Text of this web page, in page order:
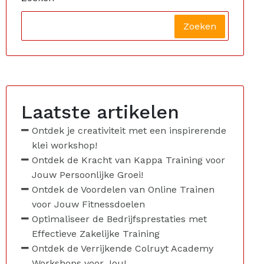
Zoeken
Laatste artikelen
Ontdek je creativiteit met een inspirerende
klei workshop!
Ontdek de Kracht van Kappa Training voor
Jouw Persoonlijke Groei!
Ontdek de Voordelen van Online Trainen
voor Jouw Fitnessdoelen
Optimaliseer de Bedrijfsprestaties met
Effectieve Zakelijke Training
Ontdek de Verrijkende Colruyt Academy